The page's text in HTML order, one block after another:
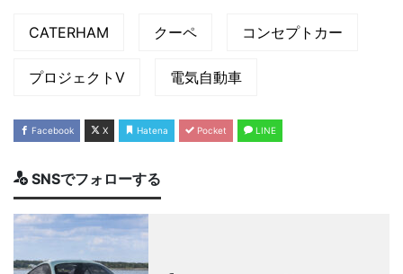
CATERHAM クーペ コンセプトカー
プロジェクトV 電気自動車
Facebook X Hatena Pocket LINE
SNSでフォローする